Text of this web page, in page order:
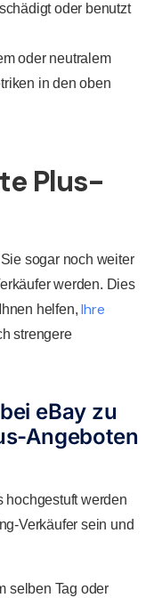
oder benutzt
oder neutralem
in den oben
Plus-
sogar noch weiter
werden. Dies
helfen, Ihre
strengere
eBay zu
Angeboten
hochgestuft werden
Verkäufer sein und
selben Tag oder